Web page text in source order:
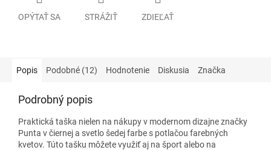
OPÝTAŤ SA STRÁŽIŤ ZDIEĽAŤ
Popis Podobné (12) Hodnotenie Diskusia Značka
Podrobný popis
Praktická taška nielen na nákupy v modernom dizajne značky
Punta v čiernej a svetlo šedej farbe s potlačou farebných
kvetov. Túto tašku môžete využiť aj na šport alebo na